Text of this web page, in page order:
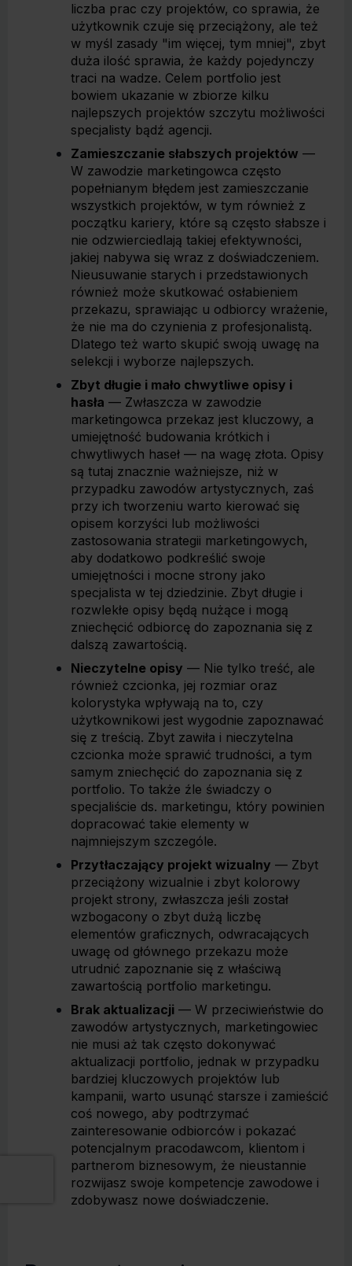
liczba prac czy projektów, co sprawia, że
użytkownik czuje się przeciążony, ale też
w myśl zasady "im więcej, tym mniej", zbyt
duża ilość sprawia, że każdy pojedynczy
traci na wadze. Celem portfolio jest
bowiem ukazanie w zbiorze kilku
najlepszych projektów szczytu możliwości
specjalisty bądź agencji.
Zamieszczanie słabszych projektów —
W zawodzie marketingowca często
popełnianym błędem jest zamieszczanie
wszystkich projektów, w tym również z
początku kariery, które są często słabsze i
nie odzwierciedlają takiej efektywności,
jakiej nabywa się wraz z doświadczeniem.
Nieusuwanie starych i przedstawionych
również może skutkować osłabieniem
przekazu, sprawiając u odbiorcy wrażenie,
że nie ma do czynienia z profesjonalistą.
Dlatego też warto skupić swoją uwagę na
selekcji i wyborze najlepszych.
Zbyt długie i mało chwytliwe opisy i
hasła — Zwłaszcza w zawodzie
marketingowca przekaz jest kluczowy, a
umiejętność budowania krótkich i
chwytliwych haseł — na wagę złota. Opisy
są tutaj znacznie ważniejsze, niż w
przypadku zawodów artystycznych, zaś
przy ich tworzeniu warto kierować się
opisem korzyści lub możliwości
zastosowania strategii marketingowych,
aby dodatkowo podkreślić swoje
umiejętności i mocne strony jako
specjalista w tej dziedzinie. Zbyt długie i
rozwlekłe opisy będą nużące i mogą
zniechęcić odbiorcę do zapoznania się z
dalszą zawartością.
Nieczytelne opisy — Nie tylko treść, ale
również czcionka, jej rozmiar oraz
kolorystyka wpływają na to, czy
użytkownikowi jest wygodnie zapoznawać
się z treścią. Zbyt zawiła i nieczytelna
czcionka może sprawić trudności, a tym
samym zniechęcić do zapoznania się z
portfolio. To także źle świadczy o
specjaliście ds. marketingu, który powinien
dopracować takie elementy w
najmniejszym szczególe.
Przytłaczający projekt wizualny — Zbyt
przeciążony wizualnie i zbyt kolorowy
projekt strony, zwłaszcza jeśli został
wzbogacony o zbyt dużą liczbę
elementów graficznych, odwracających
uwagę od głównego przekazu może
utrudnić zapoznanie się z właściwą
zawartością portfolio marketingu.
Brak aktualizacji — W przeciwieństwie do
zawodów artystycznych, marketingowiec
nie musi aż tak często dokonywać
aktualizacji portfolio, jednak w przypadku
bardziej kluczowych projektów lub
kampanii, warto usunąć starsze i zamieścić
coś nowego, aby podtrzymać
zainteresowanie odbiorców i pokazać
potencjalnym pracodawcom, klientom i
partnerom biznesowym, że nieustannie
rozwijasz swoje kompetencje zawodowe i
zdobywasz nowe doświadczenie.